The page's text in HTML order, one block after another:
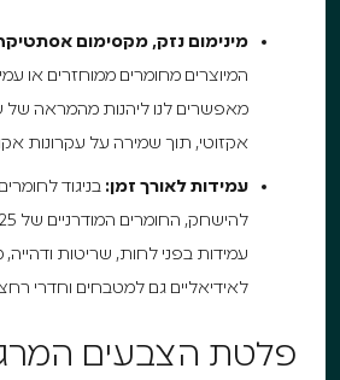
מינימום נזק, מקסימום
המיוצרים מחומרים ממוחזרים או
מאפשרים לנו ליהנות מהמראה של
אקזוטי, תוך שמירה על עקרונות
עמידות לאורך זמן: בניגוד
עמידות בפני לחות, שריטות
לאידיאליים גם למטבחים וחדרי
פלטת הצבעים